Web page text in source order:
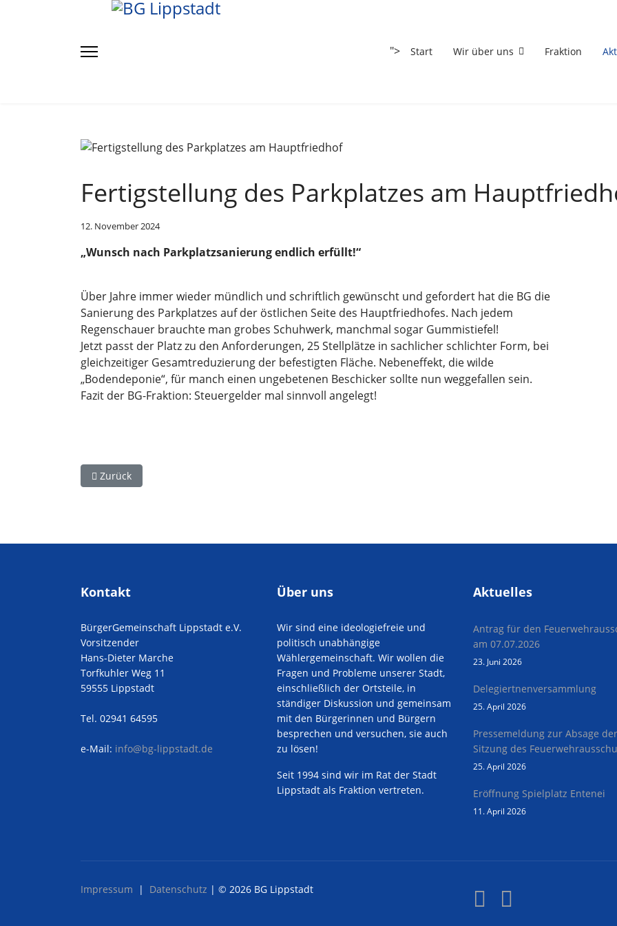
"> Start Wir über uns Fraktion
Fertigstellung des Parkplatzes am
12. November 2024
„Wunsch nach Parkplatzsanierung endlich erfüllt!“
Über Jahre immer wieder mündlich und schriftlich gewünscht und gefordert hat die BG die
Sanierung des Parkplatzes auf der östlichen Seite des Hauptfriedhofes. Nach jedem
Regenschauer brauchte man grobes Schuhwerk, manchmal sogar Gummistiefel!
Jetzt passt der Platz zu den Anforderungen, 25 Stellplätze in sachlicher schlichter Form, bei
gleichzeitiger Gesamtreduzierung der befestigten Fläche. Nebeneffekt, die wilde
„Bodendeponie“, für manch einen ungebetenen Beschicker sollte nun weggefallen sein.
Fazit der BG-Fraktion: Steuergelder mal sinnvoll angelegt!
Vorheriger Beitrag: Arbeitsbesuch in der Jahresdienstbesprechung der Freiwilligen Feuerwehr Lippstadt
Zurück
Kontakt
BürgerGemeinschaft Lippstadt e.V.
Vorsitzender
Hans-Dieter Marche
Torfkuhler Weg 11
59555 Lippstadt
Tel. 02941 64595
e-Mail: info@bg-lippstadt.de
Über uns
Wir sind eine ideologiefreie und
politisch unabhängige
Wählergemeinschaft. Wir wollen die
Fragen und Probleme unserer Stadt,
einschließlich der Ortsteile, in
ständiger Diskussion und gemeinsam
mit den Bürgerinnen und Bürgern
besprechen und versuchen, sie auch
zu lösen!
Seit 1994 sind wir im Rat der Stadt
Lippstadt als Fraktion vertreten.
Aktuelles
Antrag für den
am 07.07.2026
23. Juni 2026
Delegiertnenversammlung
25. April 2026
Pressemeldung zur Absage der
Sitzung des
25. April 2026
Eröffnung Spielplatz Entenei
11. April 2026
Impressum | Datenschutz | © 2026 BG Lippstadt